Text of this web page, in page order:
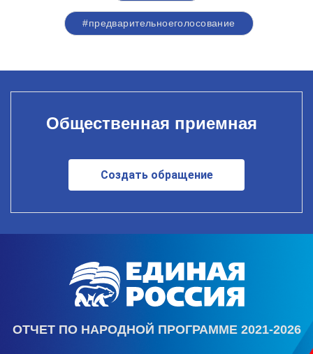
#предварительноеголосование
Общественная приемная
Создать обращение
ОТЧЕТ ПО НАРОДНОЙ ПРОГРАММЕ 2021-2026